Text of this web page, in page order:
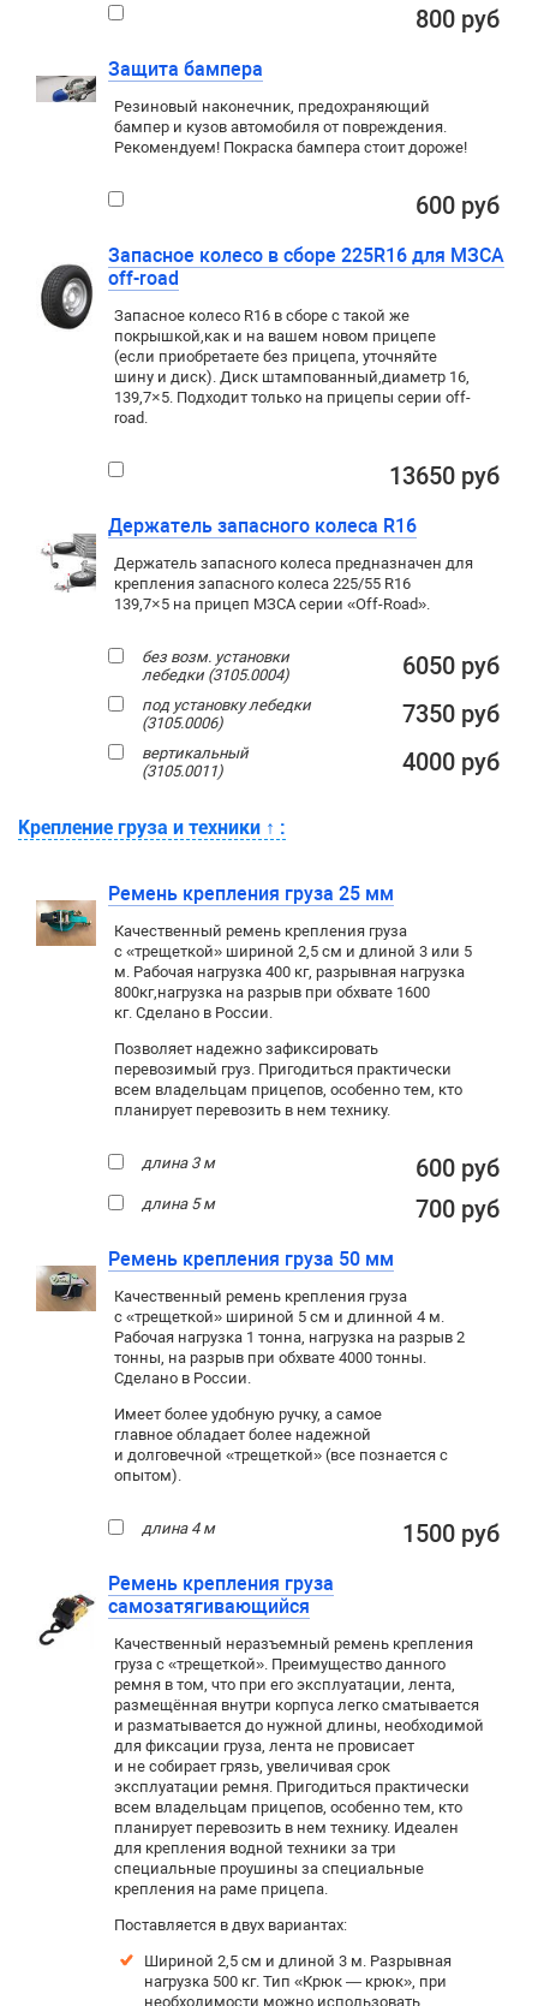
800 руб
Защита бампера
Резиновый наконечник, предохраняющий
бампер и кузов автомобиля от повреждения.
Рекомендуем! Покраска бампера стоит дороже!
600 руб
Запасное колесо в сборе 225R16 для МЗСА
off-road
Запасное колесо R16 в сборе с такой же
покрышкой,как и на вашем новом прицепе
(если приобретаете без прицепа, уточняйте
шину и диск). Диск штампованный,диаметр 16,
139,7×5. Подходит только на прицепы серии off-
road.
13650 руб
Держатель запасного колеса R16
Держатель запасного колеса предназначен для
крепления запасного колеса 225/55 R16
139,7×5 на прицеп МЗСА серии «Off-Road».
без возм. установки
лебедки (3105.0004)
6050 руб
под установку лебедки
(3105.0006)
7350 руб
вертикальный
(3105.0011)
4000 руб
Крепление груза и техники ↑ :
Ремень крепления груза 25 мм
Качественный ремень крепления груза
с «трещеткой» шириной 2,5 см и длиной 3 или 5
м. Рабочая нагрузка 400 кг, разрывная нагрузка
800кг,нагрузка на разрыв при обхвате 1600
кг. Сделано в России.
Позволяет надежно зафиксировать
перевозимый груз. Пригодиться практически
всем владельцам прицепов, особенно тем, кто
планирует перевозить в нем технику.
длина 3 м 600 руб
длина 5 м 700 руб
Ремень крепления груза 50 мм
Качественный ремень крепления груза
с «трещеткой» шириной 5 см и длинной 4 м.
Рабочая нагрузка 1 тонна, нагрузка на разрыв 2
тонны, на разрыв при обхвате 4000 тонны.
Сделано в России.
Имеет более удобную ручку, а самое
главное обладает более надежной
и долговечной «трещеткой» (все познается с
опытом).
длина 4 м 1500 руб
Ремень крепления груза
самозатягивающийся
Качественный неразъемный ремень крепления
груза с «трещеткой». Преимущество данного
ремня в том, что при его эксплуатации, лента,
размещённая внутри корпуса легко сматывается
и разматывается до нужной длины, необходимой
для фиксации груза, лента не провисает
и не собирает грязь, увеличивая срок
эксплуатации ремня. Пригодиться практически
всем владельцам прицепов, особенно тем, кто
планирует перевозить в нем технику. Идеален
для крепления водной техники за три
специальные проушины за специальные
крепления на раме прицепа.
Поставляется в двух вариантах:
Шириной 2,5 см и длиной 3 м. Разрывная
нагрузка 500 кг. Тип «Крюк — крюк», при
необходимости можно использовать